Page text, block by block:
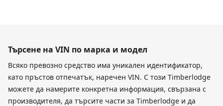
Търсене на VIN по марка и модел
Всяко превозно средство има уникален идентификатор,
като пръстов отпечатък, наречен VIN. С този Timberlodge
можете да намерите конкретна информация, свързана с
производителя, да търсите части за Timberlodge и да